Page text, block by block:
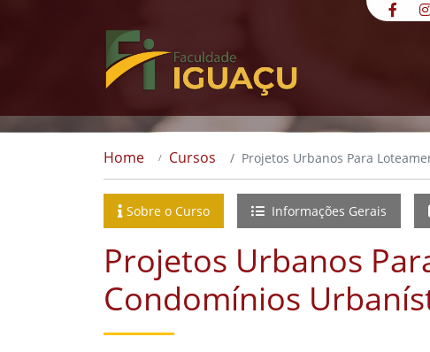
Home Cursos Projetos Urbanos Para
Sobre o Curso Informações Gerais
Projetos Urbanos
Condomínios